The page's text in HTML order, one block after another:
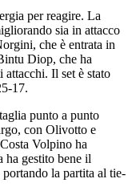
per reagire. La
sia in attacco
che è entrata in
Diop, che ha
Il set è stato
17.
punto a punto
con Olivotto e
Volpino ha
ha gestito bene il
la partita al tie-